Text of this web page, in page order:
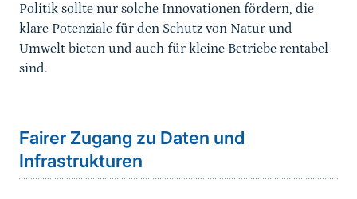
Politik sollte nur solche Innovationen fördern, die
klare Potenziale für den Schutz von Natur und
Umwelt bieten und auch für kleine Betriebe rentabel
sind.
Fairer Zugang zu Daten und
Infrastrukturen